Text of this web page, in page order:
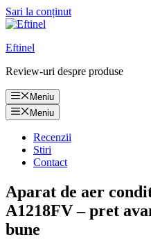
Sari la conținut
Eftinel
Review-uri despre produse
Meniu
Meniu
Recenzii
Stiri
Contact
Aparat de aer
A1218FV – pret
bune